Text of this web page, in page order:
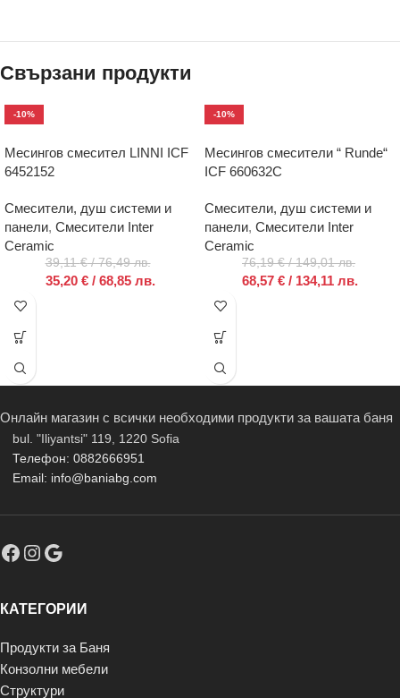
Свързани продукти
-10%
Месингов смесител LINNI ICF
6452152
Смесители, душ системи и
панели, Смесители Inter
Ceramic
39,11€/ 76,49 лв.
35,20 €/ 68,85 лв.
-10%
Месингов смесители “ Runde“
ICF 660632C
Смесители, душ системи и
панели, Смесители Inter
Ceramic
76,19€/ 149,01 лв.
68,57 € / 134,11 лв.
Онлайн магазин с всички необходими продукти за вашата баня
bul. "Iliyantsi" 119, 1220 Sofia
Телефон: 0882666951
Email: info@baniabg.com
КАТЕГОРИИ
Продукти за Баня
Конзолни мебели
Структури